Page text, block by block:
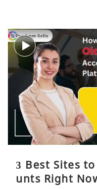
3 Best Sites
unts Right